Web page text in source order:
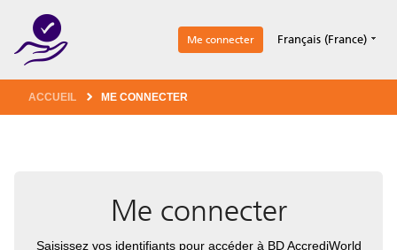
Me connecter Français (France)
ACCUEIL ME CONNECTER
Me connecter
Saisissez vos identifiants pour accéder à BD AccrediWorld